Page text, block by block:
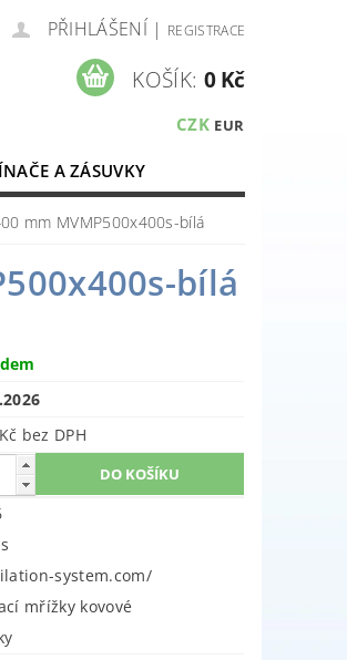
PŘIHLÁŠENÍ | REGISTRACE
CZK EUR
KOŠÍK: 0 Kč
A ZÁSUVKY
mm MVMP500x400s-bílá
bílá
495 Kč bez DPH
system.com/
mřížky kovové